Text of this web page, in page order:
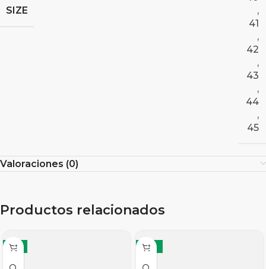
SIZE
,
41
,
42
,
43
,
44
,
45
Valoraciones (0)
Productos relacionados
-8% -12%